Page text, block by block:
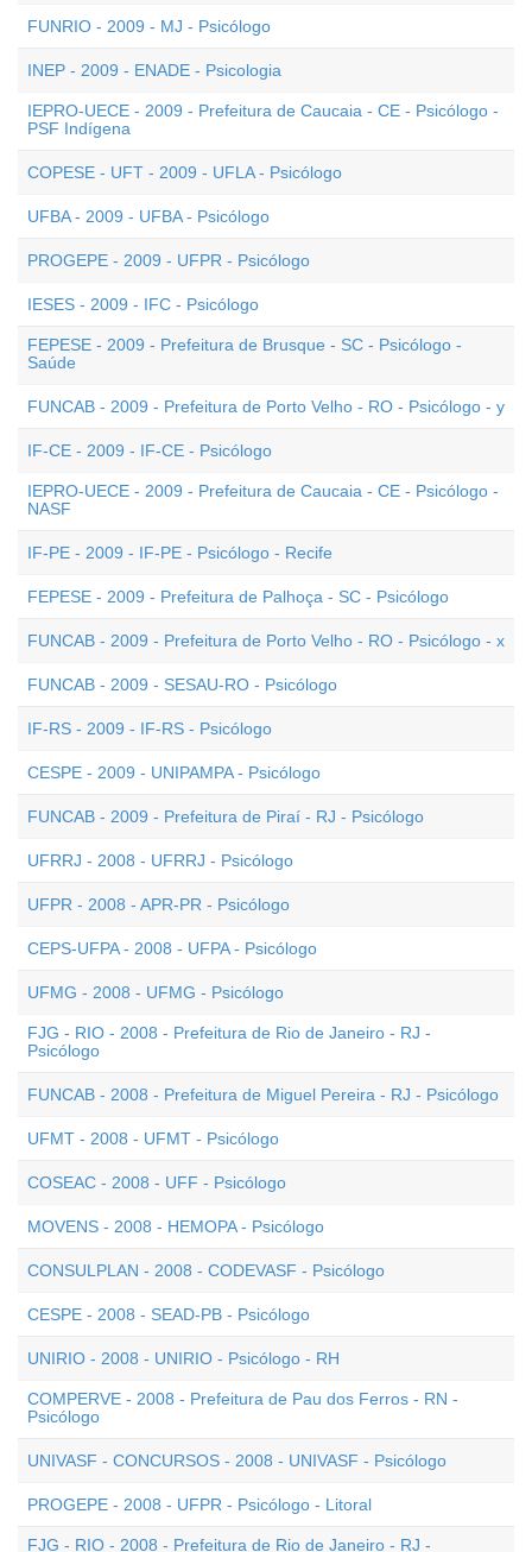
FUNRIO - 2009 - MJ - Psicólogo
INEP - 2009 - ENADE - Psicologia
IEPRO-UECE - 2009 - Prefeitura de Caucaia - CE - Psicólogo -
PSF Indígena
COPESE - UFT - 2009 - UFLA - Psicólogo
UFBA - 2009 - UFBA - Psicólogo
PROGEPE - 2009 - UFPR - Psicólogo
IESES - 2009 - IFC - Psicólogo
FEPESE - 2009 - Prefeitura de Brusque - SC - Psicólogo -
Saúde
FUNCAB - 2009 - Prefeitura de Porto Velho - RO - Psicólogo - y
IF-CE - 2009 - IF-CE - Psicólogo
IEPRO-UECE - 2009 - Prefeitura de Caucaia - CE - Psicólogo -
NASF
IF-PE - 2009 - IF-PE - Psicólogo - Recife
FEPESE - 2009 - Prefeitura de Palhoça - SC - Psicólogo
FUNCAB - 2009 - Prefeitura de Porto Velho - RO - Psicólogo - x
FUNCAB - 2009 - SESAU-RO - Psicólogo
IF-RS - 2009 - IF-RS - Psicólogo
CESPE - 2009 - UNIPAMPA - Psicólogo
FUNCAB - 2009 - Prefeitura de Piraí - RJ - Psicólogo
UFRRJ - 2008 - UFRRJ - Psicólogo
UFPR - 2008 - APR-PR - Psicólogo
CEPS-UFPA - 2008 - UFPA - Psicólogo
UFMG - 2008 - UFMG - Psicólogo
FJG - RIO - 2008 - Prefeitura de Rio de Janeiro - RJ -
Psicólogo
FUNCAB - 2008 - Prefeitura de Miguel Pereira - RJ - Psicólogo
UFMT - 2008 - UFMT - Psicólogo
COSEAC - 2008 - UFF - Psicólogo
MOVENS - 2008 - HEMOPA - Psicólogo
CONSULPLAN - 2008 - CODEVASF - Psicólogo
CESPE - 2008 - SEAD-PB - Psicólogo
UNIRIO - 2008 - UNIRIO - Psicólogo - RH
COMPERVE - 2008 - Prefeitura de Pau dos Ferros - RN -
Psicólogo
UNIVASF - CONCURSOS - 2008 - UNIVASF - Psicólogo
PROGEPE - 2008 - UFPR - Psicólogo - Litoral
FJG - RIO - 2008 - Prefeitura de Rio de Janeiro - RJ -